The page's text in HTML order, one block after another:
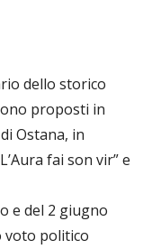
dello storico
proposti in
Ostana, in
fai son vir” e
e del 2 giugno
voto politico